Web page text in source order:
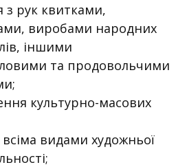
з рук квитками,
виробами народних
іншими
та продовольчими
культурно-масових
всіма видами художньої